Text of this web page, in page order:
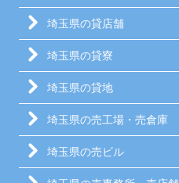
埼玉県の貸店舗
埼玉県の貸寮
埼玉県の貸地
埼玉県の売工場・売倉庫
埼玉県の売ビル